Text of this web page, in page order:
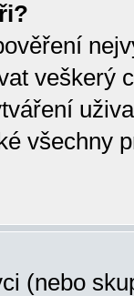
veškerý
všechny
(nebo